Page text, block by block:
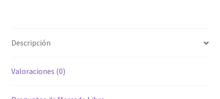
Descripción
Valoraciones (0)